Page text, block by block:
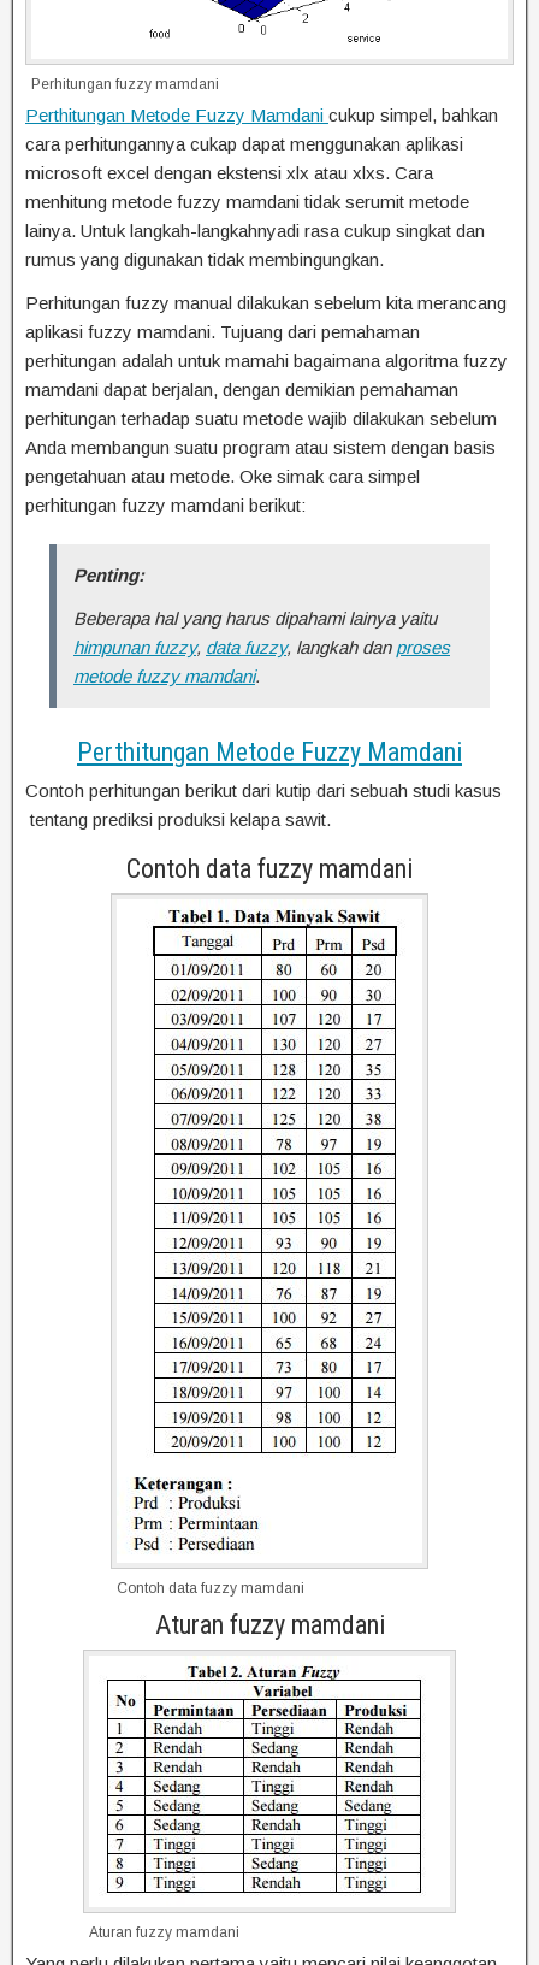
Perhitungan fuzzy mamdani
Perthitungan Metode Fuzzy Mamdani cukup simpel, bahkan
cara perhitungannya cukap dapat menggunakan aplikasi
microsoft excel dengan ekstensi xlx atau xlxs. Cara
menhitung metode fuzzy mamdani tidak serumit metode
lainya. Untuk langkah-langkahnyadi rasa cukup singkat dan
rumus yang digunakan tidak membingungkan.
Perhitungan fuzzy manual dilakukan sebelum kita merancang
aplikasi fuzzy mamdani. Tujuang dari pemahaman
perhitungan adalah untuk mamahi bagaimana algoritma fuzzy
mamdani dapat berjalan, dengan demikian pemahaman
perhitungan terhadap suatu metode wajib dilakukan sebelum
Anda membangun suatu program atau sistem dengan basis
pengetahuan atau metode. Oke simak cara simpel
perhitungan fuzzy mamdani berikut:
Penting:
Beberapa hal yang harus dipahami lainya yaitu
himpunan fuzzy, data fuzzy, langkah dan proses
metode fuzzy mamdani.
Perthitungan Metode Fuzzy Mamdani
Contoh perhitungan berikut dari kutip dari sebuah studi kasus
tentang prediksi produksi kelapa sawit.
Contoh data fuzzy mamdani
Contoh data fuzzy mamdani
Aturan fuzzy mamdani
Aturan fuzzy mamdani